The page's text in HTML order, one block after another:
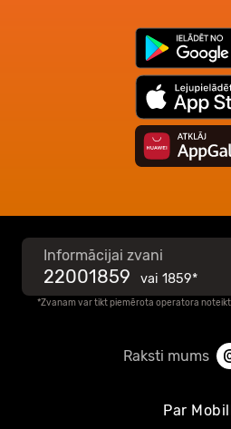
Informācijai zvani
22001859 vai 1859*
*Zvanam var tikt piemērota operatora
Raksti mums
Par